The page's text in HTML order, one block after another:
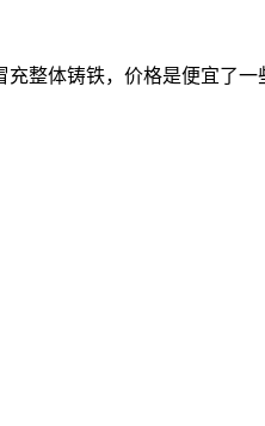
体铸铁，价格是便宜了一